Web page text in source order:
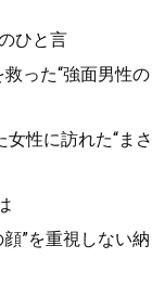
ひと言
った“強面男性の
性に訪れた“まさ
”を重視しない納